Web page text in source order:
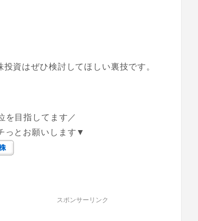
資はぜひ検討してほしい裏技です。
を目指してます／
っとお願いします▼
スポンサーリンク